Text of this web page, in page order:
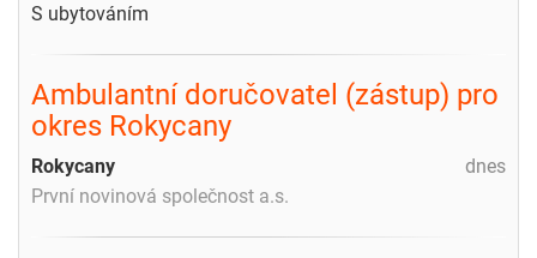
S ubytováním
Ambulantní doručovatel (zástup) pro
okres Rokycany
dnes
Rokycany
První novinová společnost a.s.